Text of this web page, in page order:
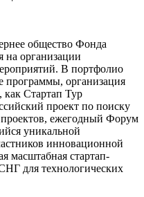
общество Фонда
на организации
В портфолио
организация
как Стартап Тур
проект по поиску
ежегодный Форум
уникальной
инновационной
масштабная стартап-
для технологических